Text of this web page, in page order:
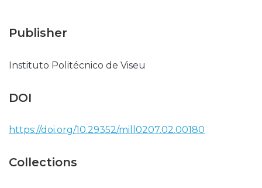
Publisher
Instituto Politécnico de Viseu
DOI
https://doi.org/10.29352/mill0207.02.00180
Collections